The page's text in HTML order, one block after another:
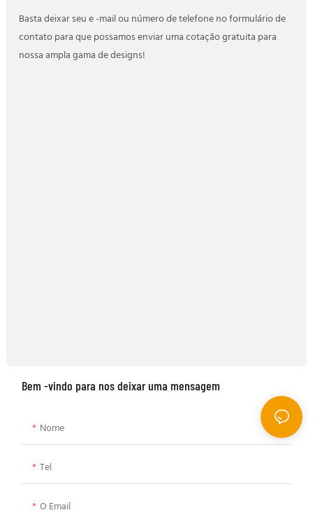
Basta deixar seu e -mail ou número de telefone no formulário de
contato para que possamos enviar uma cotação gratuita para
nossa ampla gama de designs!
Bem -vindo para nos deixar uma mensagem
Nome
Tel